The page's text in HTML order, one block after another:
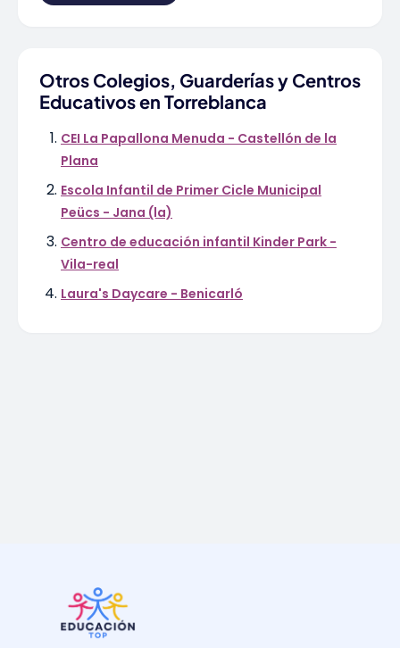
Otros Colegios, Guarderías y Centros
Educativos en Torreblanca
CEI La Papallona Menuda - Castellón de la
Plana
Escola Infantil de Primer Cicle Municipal
Peücs - Jana (la)
Centro de educación infantil Kinder Park -
Vila-real
Laura's Daycare - Benicarló